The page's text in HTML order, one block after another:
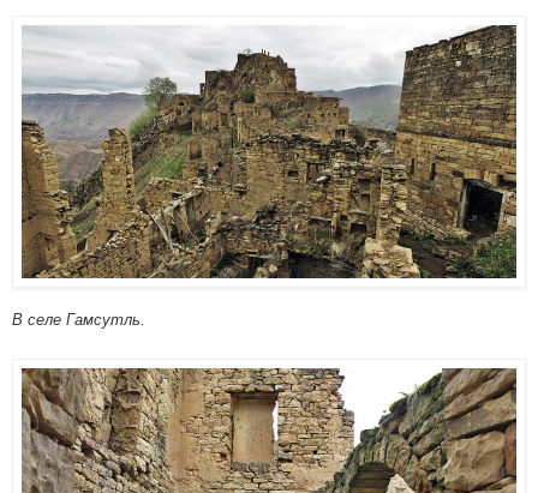
В селе Гамсутль.